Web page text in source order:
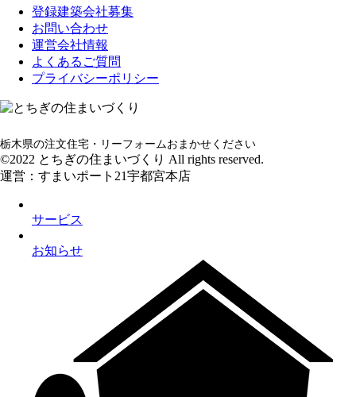
登録建築会社募集
お問い合わせ
運営会社情報
よくあるご質問
プライバシーポリシー
栃木県の注文住宅・リーフォームおまかせください
©2022 とちぎの住まいづくり All rights reserved.
運営：すまいポート21宇都宮本店
サービス
お知らせ